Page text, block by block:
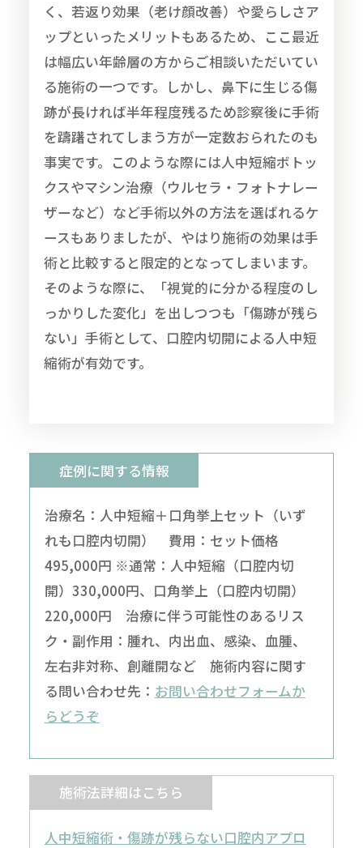
く、若返り効果（老け顔改善）や愛らしさア
ップといったメリットもあるため、ここ最近
は幅広い年齢層の方からご相談いただいてい
る施術の一つです。しかし、鼻下に生じる傷
跡が長ければ半年程度残るため診察後に手術
を躊躇されてしまう方が一定数おられたのも
事実です。このような際には人中短縮ボトッ
クスやマシン治療（ウルセラ・フォトナレー
ザーなど）など手術以外の方法を選ばれるケ
ースもありましたが、やはり施術の効果は手
術と比較すると限定的となってしまいます。
そのような際に、「視覚的に分かる程度のし
っかりした変化」を出しつつも「傷跡が残ら
ない」手術として、口腔内切開による人中短
縮術が有効です。
症例に関する情報
治療名：人中短縮＋口角挙上セット（いず
れも口腔内切開） 費用：セット価格
495,000円 ※通常：人中短縮（口腔内切
開）330,000円、口角挙上（口腔内切開）
220,000円 治療に伴う可能性のあるリス
ク・副作用：腫れ、内出血、感染、血腫、
左右非対称、創離開など 施術内容に関す
る問い合わせ先： お問い合わせフォームか
らどうぞ
施術法詳細はこちら
人中短縮術・傷跡が残らない口腔内アプロ